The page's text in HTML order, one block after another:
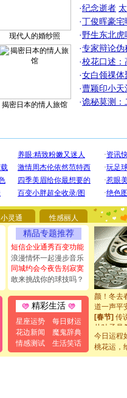
现代人的婚纱照
揭密日本的情人旅馆
·纪念逝者
·丁俊晖豪
·野生东北
·专家辩论伪
·校花口述：
·女白领祼体
·曹颖印小天
·诡秘莫测：
小灵通 性感丽人
精品专题推荐
短信企业通秀百变功能
浪漫情怀一起漫步音乐
同城约会今夜告别寂寞
敢来挑战你的球技吗？
精彩生活
星座运势
每日财运
花边新闻
魔鬼辞典
情感测试
生活笑话
[圣诞节]
都要快乐
[圣诞节]
如意,快
[元旦] 看
断电。
你是我专
[元旦]如
起；二是
离。水晶
[元旦]当
泣，这痛
卖了。水
[春节]风
颜！冬去
道一声平
[春节]
传
片叶子是
送你一棵
[圣诞节]
你太多，
今日运程
桃花运，